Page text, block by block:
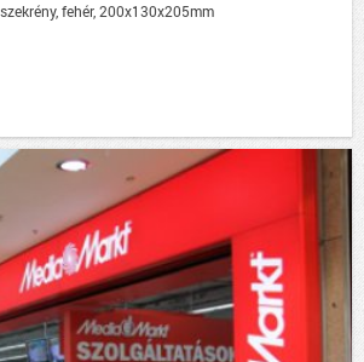
fehér, 200x130x205mm